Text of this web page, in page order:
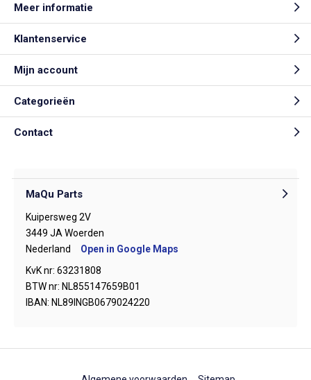
Meer informatie
Klantenservice
Mijn account
Categorieën
Contact
MaQu Parts
Kuipersweg 2V
3449 JA Woerden
Nederland
Open in Google Maps
KvK nr: 63231808
BTW nr: NL855147659B01
IBAN: NL89INGB0679024220